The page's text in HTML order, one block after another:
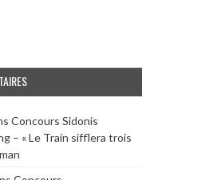
Concours Sidonis
– « Le Train sifflera trois